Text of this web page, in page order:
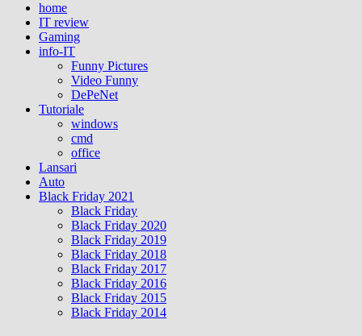
home
IT review
Gaming
info-IT
Funny Pictures
Video Funny
DePeNet
Tutoriale
windows
cmd
office
Lansari
Auto
Black Friday 2021
Black Friday
Black Friday 2020
Black Friday 2019
Black Friday 2018
Black Friday 2017
Black Friday 2016
Black Friday 2015
Black Friday 2014